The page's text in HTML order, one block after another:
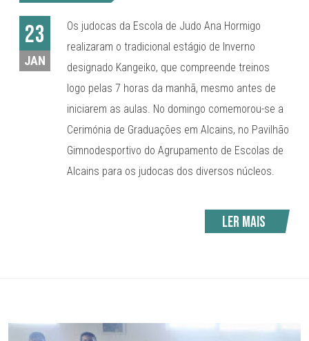
23
JAN
Os judocas da Escola de Judo Ana Hormigo
realizaram o tradicional estágio de Inverno
designado Kangeiko, que compreende treinos
logo pelas 7 horas da manhã, mesmo antes de
iniciarem as aulas. No domingo comemorou-se a
Cerimónia de Graduações em Alcains, no Pavilhão
Gimnodesportivo do Agrupamento de Escolas de
Alcains para os judocas dos diversos núcleos.
Ler mais